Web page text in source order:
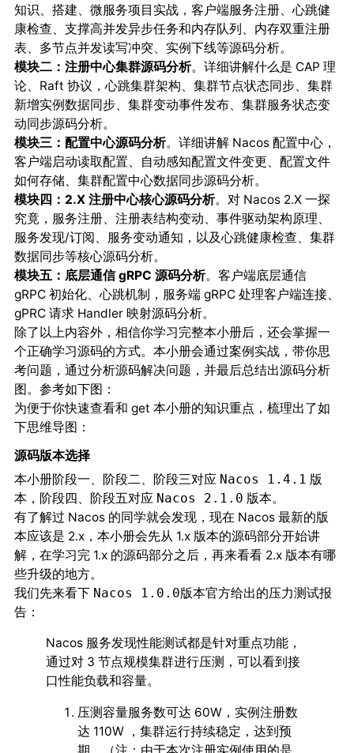
知识、搭建、微服务项目实战，客户端服务注册、心跳健
康检查、支撑高并发异步任务和内存队列、内存双重注册
表、多节点并发读写冲突、实例下线等源码分析。
模块二：注册中心集群源码分析。详细讲解什么是 CAP 理
论、Raft 协议，心跳集群架构、集群节点状态同步、集群
新增实例数据同步、集群变动事件发布、集群服务状态变
动同步源码分析。
模块三：配置中心源码分析。详细讲解 Nacos 配置中心，
客户端启动读取配置、自动感知配置文件变更、配置文件
如何存储、集群配置中心数据同步源码分析。
模块四：2.X 注册中心核心源码分析。对 Nacos 2.X 一探
究竟，服务注册、注册表结构变动、事件驱动架构原理、
服务发现/订阅、服务变动通知，以及心跳健康检查、集群
数据同步等核心源码分析。
模块五：底层通信 gRPC 源码分析。客户端底层通信
gRPC 初始化、心跳机制，服务端 gRPC 处理客户端连接、
gPRC 请求 Handler 映射源码分析。
除了以上内容外，相信你学习完整本小册后，还会掌握一
个正确学习源码的方式。 本小册会通过案例实战，带你思
考问题，通过分析源码解决问题，并最后总结出源码分析
图。参考如下图：
为便于你快速查看和 get 本小册的知识重点，梳理出了如
下思维导图：
源码版本选择
本小册阶段一、阶段二、阶段三对应 Nacos 1.4.1 版
本，阶段四、阶段五对应 Nacos 2.1.0 版本。
有了解过 Nacos 的同学就会发现，现在 Nacos 最新的版
本应该是 2.x，本小册会先从 1.x 版本的源码部分开始讲
解，在学习完 1.x 的源码部分之后，再来看看 2.x 版本有哪
些升级的地方。
我们先来看下 Nacos 1.0.0版本官方给出的压力测试报
告：
Nacos 服务发现性能测试都是针对重点功能，
通过对 3 节点规模集群进行压测，可以看到接
口性能负载和容量。
压测容量服务数可达 60W，实例注册数
达 110W ，集群运行持续稳定，达到预